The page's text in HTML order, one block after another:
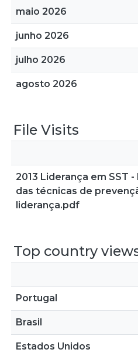
maio 2026
junho 2026
julho 2026
agosto 2026
File Visits
2013 Liderança em SST
das técnicas de
liderança.pdf
Top country
Portugal
Brasil
Estados Unidos